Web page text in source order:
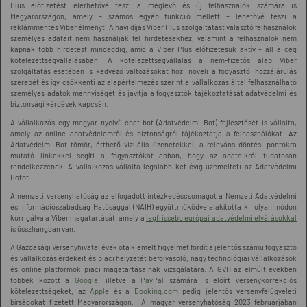
Plus előfizetést elérhetővé teszi a meglévő és új felhasználók számára is
Magyarországon, amely – számos egyéb funkció mellett – lehetővé teszi a
reklámmentes Viber élményt. A havi díjas Viber Plus szolgáltatást választó felhasználók
személyes adatait nem használják fel hirdetésekhez, valamint a felhasználók nem
kapnak több hirdetést mindaddig, amíg a Viber Plus előfizetésük aktív – áll a cég
kötelezettségvállalásában. A kötelezettségvállalás a nem-fizetős alap Viber
szolgáltatás esetében is kedvező változásokat hoz: növeli a fogyasztói hozzájárulás
szerepét és így csökkenti az alapértelmezés szerint a vállalkozás által felhasználható
személyes adatok mennyiségét és javítja a fogyasztók tájékoztatását adatvédelmi és
biztonsági kérdések kapcsán.
A vállalkozás egy magyar nyelvű chat-bot (Adatvédelmi Bot) fejlesztését is vállalta,
amely az online adatvédelemről és biztonságról tájékoztatja a felhasználókat. Az
Adatvédelmi Bot tömör, érthető vizuális üzenetekkel, a releváns döntési pontokra
mutató linkekkel segíti a fogyasztókat abban, hogy az adataikról tudatosan
rendelkezzenek. A vállalkozás vállalta legalább két évig üzemelteti az Adatvédelmi
Botot.
A nemzeti versenyhatóság az elfogadott intézkedéscsomagot a Nemzeti Adatvédelmi
és Információszabadság Hatósággal (NAIH) együttműködve alakította ki, olyan módon
korrigálva a Viber magatartását, amely a legfrissebb európai adatvédelmi elvárásokkal
is összhangban van.
A Gazdasági Versenyhivatal évek óta kiemelt figyelmet fordít a jelentős számú fogyasztó
és vállalkozás érdekeit és piaci helyzetét befolyásoló, nagy technológiai vállalkozások
és online platformok piaci magatartásainak vizsgálatára. A GVH az elmúlt években
többek között a Google, illetve a PayPal számára is előírt versenykorrekciós
kötelezettségeket, az Apple és a Booking.compedig jelentős versenyfelügyeleti
bírságokat fizetett Magyarországon. A magyar versenyhatóság 2023 februárjában